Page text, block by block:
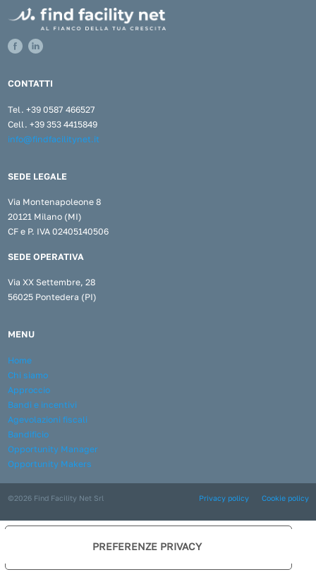
CONTATTI
Tel. +39 0587 466527
Cell. +39 353 4415849
info@findfacilitynet.it
SEDE LEGALE
Via Montenapoleone 8
20121 Milano (MI)
CF e P. IVA 02405140506
SEDE OPERATIVA
Via XX Settembre, 28
56025 Pontedera (PI)
MENU
Home
Chi siamo
Approccio
Bandi e incentivi
Agevolazioni fiscali
Bandificio
Opportunity Manager
Opportunity Makers
©2026 Find Facility Net Srl Privacy policy Cookie policy